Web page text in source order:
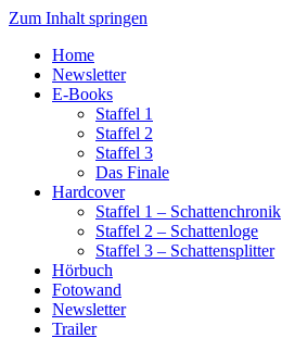
Zum Inhalt springen
Home
Newsletter
E-Books
Staffel 1
Staffel 2
Staffel 3
Das Finale
Hardcover
Staffel 1 – Schattenchronik
Staffel 2 – Schattenloge
Staffel 3 – Schattensplitter
Hörbuch
Fotowand
Newsletter
Trailer